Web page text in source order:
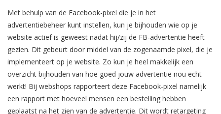
Met behulp van de Facebook-pixel die je in het
advertentiebeheer kunt instellen, kun je bijhouden wie op je
website actief is geweest nadat hij/zij de FB-advertentie heeft
gezien. Dit gebeurt door middel van de zogenaamde pixel, die je
implementeert op je website. Zo kun je heel makkelijk een
overzicht bijhouden van hoe goed jouw advertentie nou echt
werkt! Bij webshops rapporteert deze Facebook-pixel namelijk
een rapport met hoeveel mensen een bestelling hebben
geplaatst na het zien van de advertentie. Dit wordt retargeting